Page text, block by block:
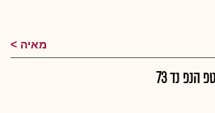
מאיה